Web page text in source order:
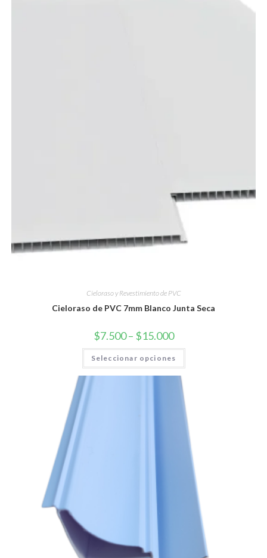
Cieloraso y Revestimiento de PVC
Cieloraso de PVC 7mm Blanco Junta Seca
$7.500– $15.000
Seleccionar opciones